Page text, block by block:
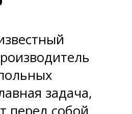
задача,